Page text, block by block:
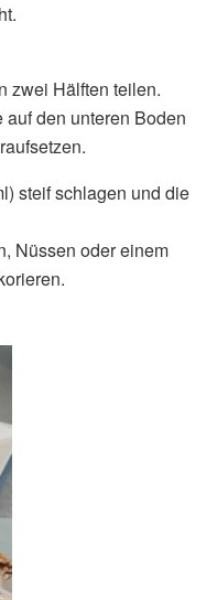
zwei Hälften teilen.
den unteren Boden
steif schlagen und die
Nüssen oder einem